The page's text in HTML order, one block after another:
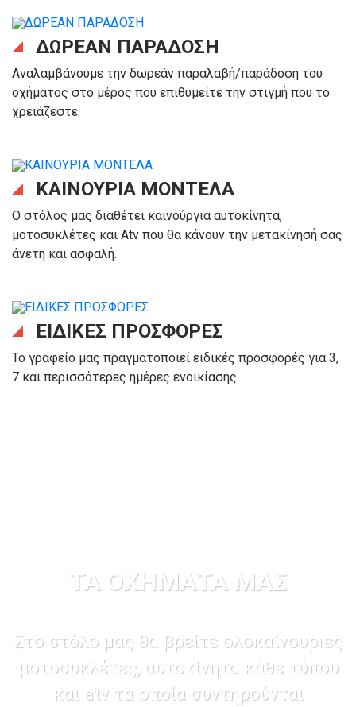
ΔΩΡΕΑΝ ΠΑΡΑΔΟΣΗ
Αναλαμβάνουμε την δωρεάν παραλαβή/παράδοση του
οχήματος στο μέρος που επιθυμείτε την στιγμή που το
χρειάζεστε.
ΚΑΙΝΟΥΡΙΑ ΜΟΝΤΕΛΑ
Ο στόλος μας διαθέτει καινούργια αυτοκίνητα,
μοτοσυκλέτες και Αtv που θα κάνουν την μετακίνησή σας
άνετη και ασφαλή.
ΕΙΔΙΚΕΣ ΠΡΟΣΦΟΡΕΣ
Το γραφείο μας πραγματοποιεί ειδικές προσφορές για 3,
7 και περισσότερες ημέρες ενοικίασης.
ΤΑ ΟΧΗΜΑΤΑ ΜΑΣ
Στο στόλο μας θα βρείτε ολοκαίνουριες
μοτοσυκλέτες, αυτοκίνητα κάθε τύπου
και atv τα οποία συντηρούνται